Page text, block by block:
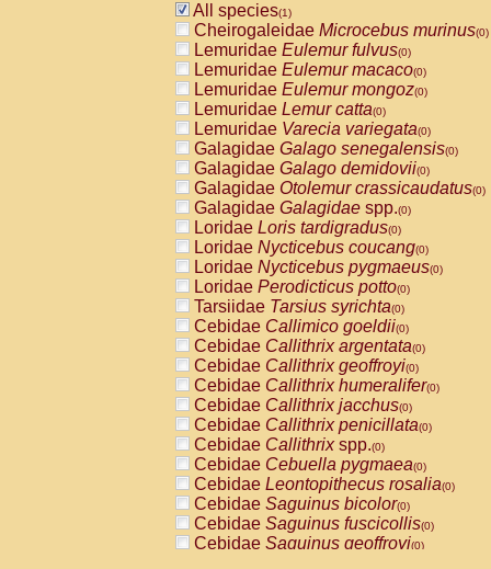
All species(1)
Cheirogaleidae Microcebus murinus(0)
Lemuridae Eulemur fulvus(0)
Lemuridae Eulemur macaco(0)
Lemuridae Eulemur mongoz(0)
Lemuridae Lemur catta(0)
Lemuridae Varecia variegata(0)
Galagidae Galago senegalensis(0)
Galagidae Galago demidovii(0)
Galagidae Otolemur crassicaudatus(0)
Galagidae Galagidae spp.(0)
Loridae Loris tardigradus(0)
Loridae Nycticebus coucang(0)
Loridae Nycticebus pygmaeus(0)
Loridae Perodicticus potto(0)
Tarsiidae Tarsius syrichta(0)
Cebidae Callimico goeldii(0)
Cebidae Callithrix argentata(0)
Cebidae Callithrix geoffroyi(0)
Cebidae Callithrix humeralifer(0)
Cebidae Callithrix jacchus(0)
Cebidae Callithrix penicillata(0)
Cebidae Callithrixspp.(0)
Cebidae Cebuella pygmaea(0)
Cebidae Leontopithecus rosalia(0)
Cebidae Saguinus bicolor(0)
Cebidae Saguinus fuscicollis(0)
Cebidae Saguinus geoffroyi(0)